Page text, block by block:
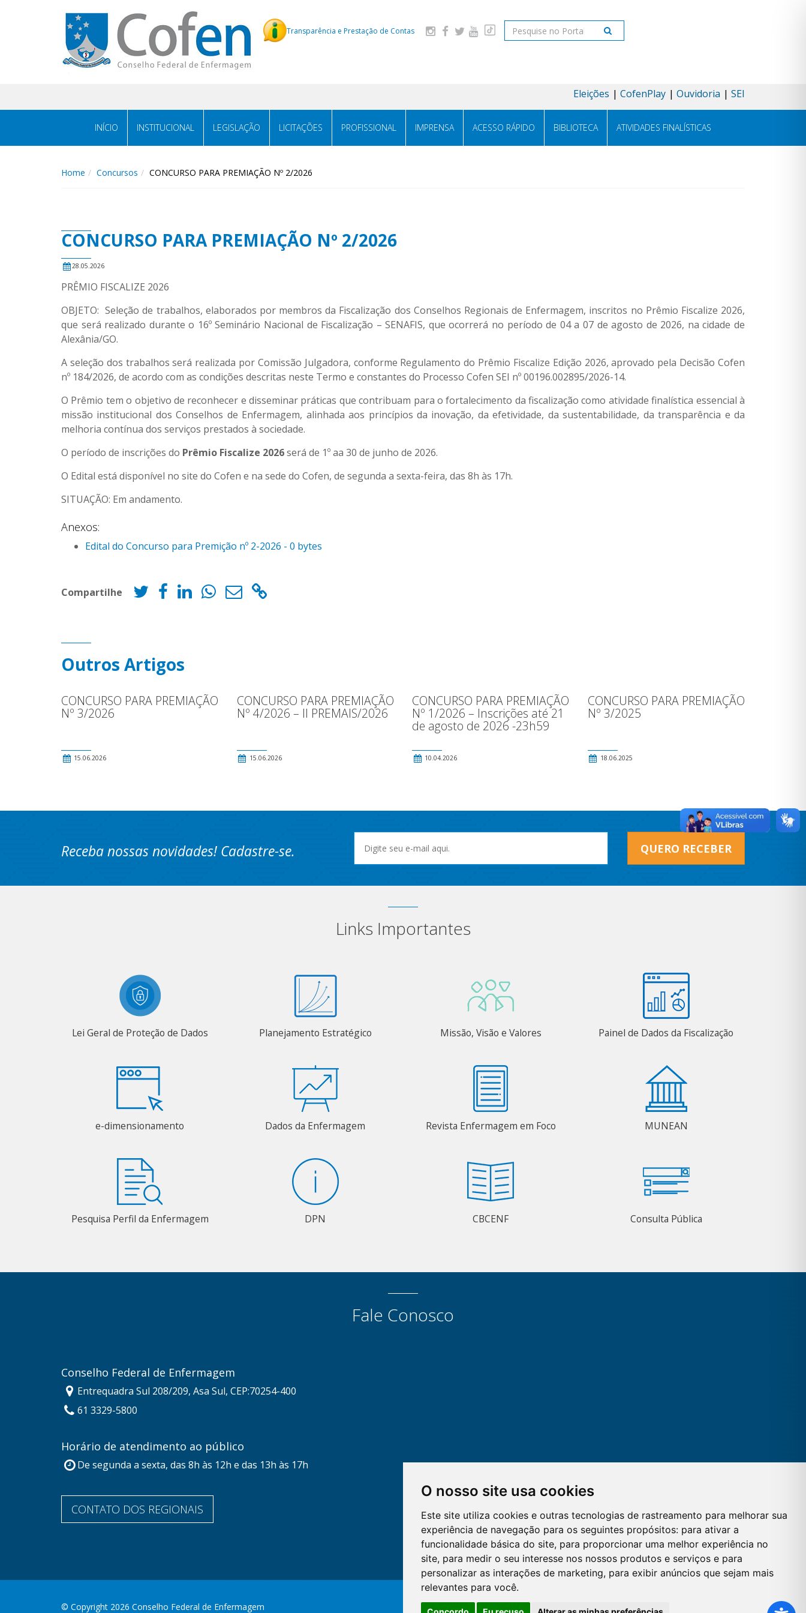
O nosso site usa cookies
Este site utiliza cookies e outras tecnologias de rastreamento para melhorar sua
experiência de navegação para os seguintes propósitos: para ativar a
funcionalidade básica do site, para proporcionar uma melhor experiência no
site, para medir o seu interesse nos nossos produtos e serviços e para
personalizar as interações de marketing, para exibir anúncios que sejam mais
relevantes para você.
Transparência e Prestação de Contas Pesquisar
Eleições CofenPlay Ouvidoria SEI
INÍCIO INSTITUCIONAL LEGISLAÇÃO LICITAÇÕES PROFISSIONAL IMPRENSA ACESSO RÁPIDO BIBLIOTECA ATIVIDADES FINALÍSTICAS
Home Concursos CONCURSO PARA PREMIAÇÃO Nº 2/2026
CONCURSO PARA PREMIAÇÃO Nº 2/2026
28.05.2026
PRÊMIO FISCALIZE 2026
OBJETO: Seleção de trabalhos, elaborados por membros da Fiscalização dos Conselhos Regionais de Enfermagem, inscritos no Prêmio Fiscalize 2026,
que será realizado durante o 16º Seminário Nacional de Fiscalização – SENAFIS, que ocorrerá no período de 04 a 07 de agosto de 2026, na cidade de
Alexânia/GO.
A seleção dos trabalhos será realizada por Comissão Julgadora, conforme Regulamento do Prêmio Fiscalize Edição 2026, aprovado pela Decisão Cofen
nº 184/2026, de acordo com as condições descritas neste Termo e constantes do Processo Cofen SEI nº 00196.002895/2026-14.
O Prêmio tem o objetivo de reconhecer e disseminar práticas que contribuam para o fortalecimento da fiscalização como atividade finalística essencial à
missão institucional dos Conselhos de Enfermagem, alinhada aos princípios da inovação, da efetividade, da sustentabilidade, da transparência e da
melhoria contínua dos serviços prestados à sociedade.
O período de inscrições do Prêmio Fiscalize 2026será de 1º aa 30 de junho de 2026.
O Edital está disponível no site do Cofen e na sede do Cofen, de segunda a sexta-feira, das 8h às 17h.
SITUAÇÃO: Em andamento.
Anexos:
Edital do Concurso para Premição nº 2-2026 - 0 bytes
Compartilhe
Outros Artigos
CONCURSO PARA PREMIAÇÃO
Nº 3/2026
15.06.2026
CONCURSO PARA PREMIAÇÃO
Nº 4/2026 – II PREMAIS/2026
15.06.2026
CONCURSO PARA PREMIAÇÃO
Nº 1/2026 – Inscrições até 21
de agosto de 2026 -23h59
10.04.2026
CONCURSO PARA PREMIAÇÃO
Nº 3/2025
18.06.2025
Receba nossas novidades! Cadastre-se. QUERO RECEBER
Links Importantes
Lei Geral de Proteção de Dados Planejamento Estratégico Missão, Visão e Valores Painel de Dados da Fiscalização
e-dimensionamento Dados da Enfermagem Revista Enfermagem em Foco MUNEAN
Pesquisa Perfil da Enfermagem DPN CBCENF Consulta Pública
Fale Conosco
Conselho Federal de Enfermagem
Entrequadra Sul 208/209, Asa Sul, CEP:70254-400
61 3329-5800
Horário de atendimento ao público
De segunda a sexta, das 8h às 12h e das 13h às 17h
CONTATO DOS REGIONAIS
© Copyright 2026 Conselho Federal de Enfermagem